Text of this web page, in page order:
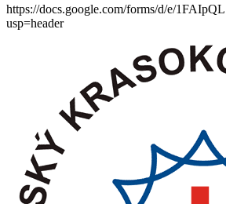
https://docs.google.com/forms/d/e/
usp=header